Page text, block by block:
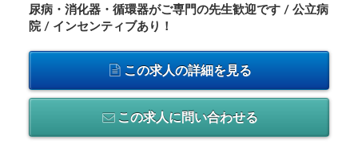
尿病・消化器・循環器がご専門の先生歓迎です / 公立病
院 / インセンティブあり！
この求人の詳細を見る
この求人に問い合わせる